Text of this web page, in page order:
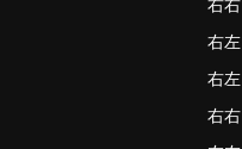
右右
右左
右左
右右